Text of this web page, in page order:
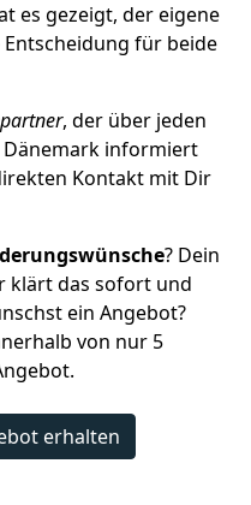
es gezeigt, der eigene
für beide
, der über jeden
Dänemark informiert
Kontakt mit Dir
? Dein
klärt das sofort und
ein Angebot?
von nur 5
erhalten